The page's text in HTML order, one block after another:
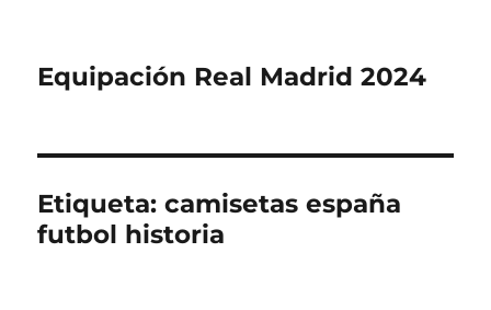
Equipación Real Madrid 2024
Etiqueta:camisetas españa
futbol historia